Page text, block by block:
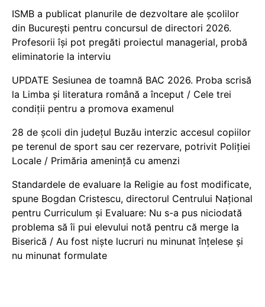
ISMB a publicat planurile de dezvoltare ale școlilor
din București pentru concursul de directori 2026.
Profesorii își pot pregăti proiectul managerial, probă
eliminatorie la interviu
UPDATE Sesiunea de toamnă BAC 2026. Proba scrisă
la Limba și literatura română a început / Cele trei
condiții pentru a promova examenul
28 de școli din județul Buzău interzic accesul copiilor
pe terenul de sport sau cer rezervare, potrivit Poliției
Locale / Primăria amenință cu amenzi
Standardele de evaluare la Religie au fost modificate,
spune Bogdan Cristescu, directorul Centrului Național
pentru Curriculum și Evaluare: Nu s-a pus niciodată
problema să îi pui elevului notă pentru că merge la
Biserică / Au fost niște lucruri nu minunat înțelese și
nu minunat formulate